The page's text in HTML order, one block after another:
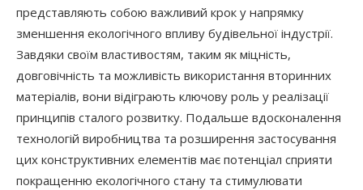
представляють собою важливий крок у напрямку
зменшення екологічного впливу будівельної індустрії.
Завдяки своїм властивостям, таким як міцність,
довговічність та можливість використання вторинних
матеріалів, вони відіграють ключову роль у реалізації
принципів сталого розвитку. Подальше вдосконалення
технологій виробництва та розширення застосування
цих конструктивних елементів має потенціал сприяти
покращенню екологічного стану та стимулювати